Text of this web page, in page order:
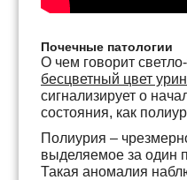
Почечные патологии
О чем говорит
бесцветный цвет
сигнализирует о
состояния, как
Полиурия –
выделяемое за один
Такая аномалия